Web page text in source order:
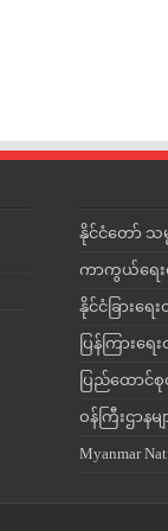
နိုင်ငံတော် သ
ကာကွယ်ရေးဝ
နိုင်ငံခြားရေ
ပြန်ကြားရေ
ပြည်ထော
ဝန်ကြီးဌာနမျ
Myanmar